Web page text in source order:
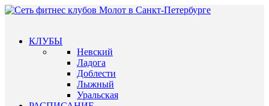
КЛУБЫ
Невский
Ладога
Доблести
Лыжный
Уральская